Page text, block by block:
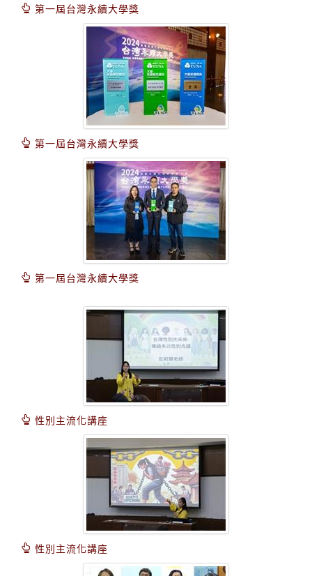
第一屆台灣永續大學獎
第一屆台灣永續大學獎
第一屆台灣永續大學獎
性別主流化講座
性別主流化講座